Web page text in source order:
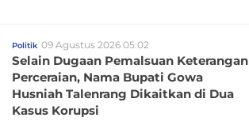
Politik 09 Agustus 2026 05:02
Selain Dugaan Pemalsuan Keterangan
Perceraian, Nama Bupati Gowa
Husniah Talenrang Dikaitkan di Dua
Kasus Korupsi